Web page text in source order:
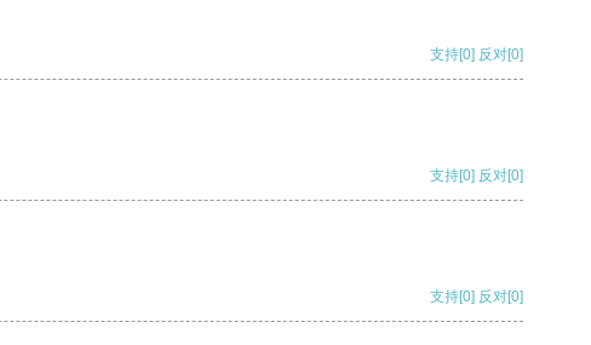
支持[0] 反对[0]
支持[0] 反对[0]
支持[0] 反对[0]